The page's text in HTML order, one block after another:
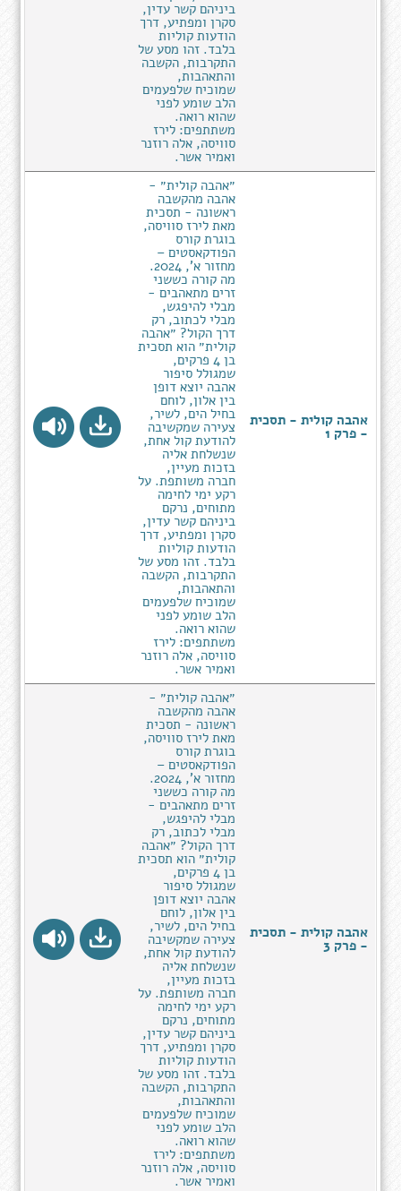
ביניהם קשר עדין,
סקרן ומפתיע, דרך
הודעות קוליות
בלבד. זהו מסע של
התקרבות, הקשבה
והתאהבות,
שמוכיח שלפעמים
הלב שומע לפני
שהוא רואה.
משתתפים: לירז
סוויסה, אלה רוזנר
ואמיר אשר.
אהבה קולית - תסכית
- פרק 1
״אהבה קולית״ -
אהבה מהקשבה
ראשונה - תסכית
מאת לירז סוויסה,
בוגרת קורס
הפודקאסטים –
מחזור א', 2024.
מה קורה כששני
זרים מתאהבים -
מבלי להיפגש,
מבלי לכתוב, רק
דרך הקול? ״אהבה
קולית״ הוא תסכית
בן 4 פרקים,
שמגולל סיפור
אהבה יוצא דופן
בין אלון, לוחם
בחיל הים, לשיר,
צעירה שמקשיבה
להודעת קול אחת,
שנשלחת אליה
בזכות מעיין,
חברה משותפת. על
רקע ימי לחימה
מתוחים, נרקם
ביניהם קשר עדין,
סקרן ומפתיע, דרך
הודעות קוליות
בלבד. זהו מסע של
התקרבות, הקשבה
והתאהבות,
שמוכיח שלפעמים
הלב שומע לפני
שהוא רואה.
משתתפים: לירז
סוויסה, אלה רוזנר
ואמיר אשר.
אהבה קולית - תסכית
- פרק 3
״אהבה קולית״ -
אהבה מהקשבה
ראשונה - תסכית
מאת לירז סוויסה,
בוגרת קורס
הפודקאסטים –
מחזור א', 2024.
מה קורה כששני
זרים מתאהבים -
מבלי להיפגש,
מבלי לכתוב, רק
דרך הקול? ״אהבה
קולית״ הוא תסכית
בן 4 פרקים,
שמגולל סיפור
אהבה יוצא דופן
בין אלון, לוחם
בחיל הים, לשיר,
צעירה שמקשיבה
להודעת קול אחת,
שנשלחת אליה
בזכות מעיין,
חברה משותפת. על
רקע ימי לחימה
מתוחים, נרקם
ביניהם קשר עדין,
סקרן ומפתיע, דרך
הודעות קוליות
בלבד. זהו מסע של
התקרבות, הקשבה
והתאהבות,
שמוכיח שלפעמים
הלב שומע לפני
שהוא רואה.
משתתפים: לירז
סוויסה, אלה רוזנר
ואמיר אשר.